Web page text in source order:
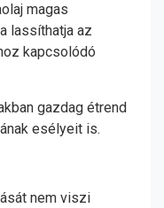
magas
lassíthatja az
kapcsolódó
gazdag étrend
esélyeit is.
nem viszi